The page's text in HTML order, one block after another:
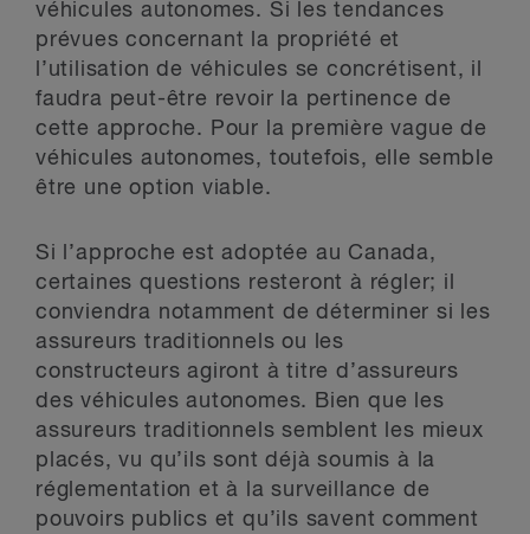
véhicules autonomes. Si les tendances
prévues concernant la propriété et
l’utilisation de véhicules se concrétisent, il
faudra peut-être revoir la pertinence de
cette approche. Pour la première vague de
véhicules autonomes, toutefois, elle semble
être une option viable.
Si l’approche est adoptée au Canada,
certaines questions resteront à régler; il
conviendra notamment de déterminer si les
assureurs traditionnels ou les
constructeurs agiront à titre d’assureurs
des véhicules autonomes. Bien que les
assureurs traditionnels semblent les mieux
placés, vu qu’ils sont déjà soumis à la
réglementation et à la surveillance de
pouvoirs publics et qu’ils savent comment